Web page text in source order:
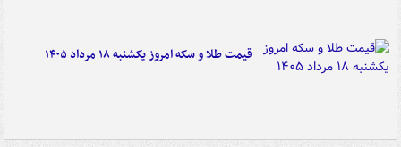
قیمت طلا و سکه امروز یکشنبه ۱۸ مرداد ۱۴۰۵